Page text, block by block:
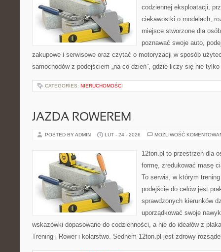
codziennej eksploatacji,
ciekawostki o modelach,
miejsce stworzone dla
poznawać swoje auto,
zakupowe i serwisowe oraz czytać o motoryzacji w sposób
samochodów z podejściem „na co dzień”, gdzie liczy się nie
CATEGORIES: NIERUCHOMOŚCI
JAZDA ROWEREM
POSTED BY ADMIN LUT - 24 - 2026 MOŻLIWOŚĆ
12ton.pl to przestrzeń dla
formę, zredukować masę
To serwis, w którym
podejście do celów jest
sprawdzonych kierunków
uporządkować swoje
wskazówki dopasowane do codzienności, a nie do ideałów z
Trening i Rower i kolarstwo. Sednem 12ton.pl jest zdrowy